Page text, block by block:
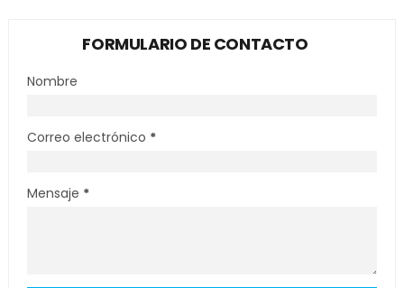
FORMULARIO DE CONTACTO
Nombre
Correo electrónico *
Mensaje *